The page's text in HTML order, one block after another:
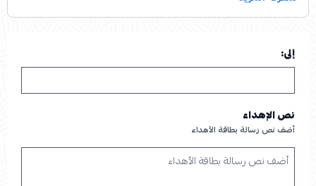
إلى:
نص الإهداء
أضف نص رسالة بطاقة الأهداء